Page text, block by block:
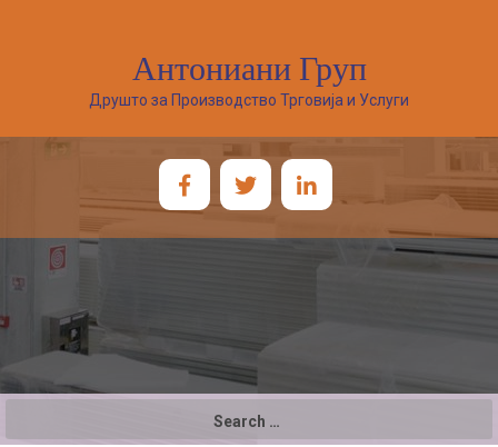
Антониани Груп
Друшто за Производство Трговија и Услуги